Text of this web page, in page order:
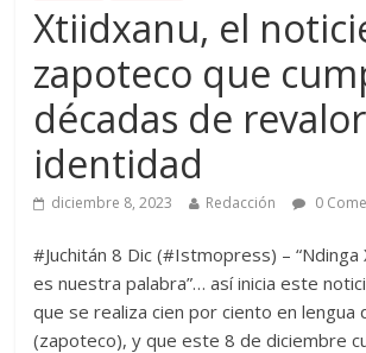
Xtiidxanu, el
zapoteco que
décadas de
identidad
diciembre 8, 2023 Redacción 0
#Juchitán 8 Dic (#Istmopress) – “Ndinga
es nuestra palabra”… así inicia este
que se realiza cien por ciento en lengua
(zapoteco), y que este 8 de diciembre